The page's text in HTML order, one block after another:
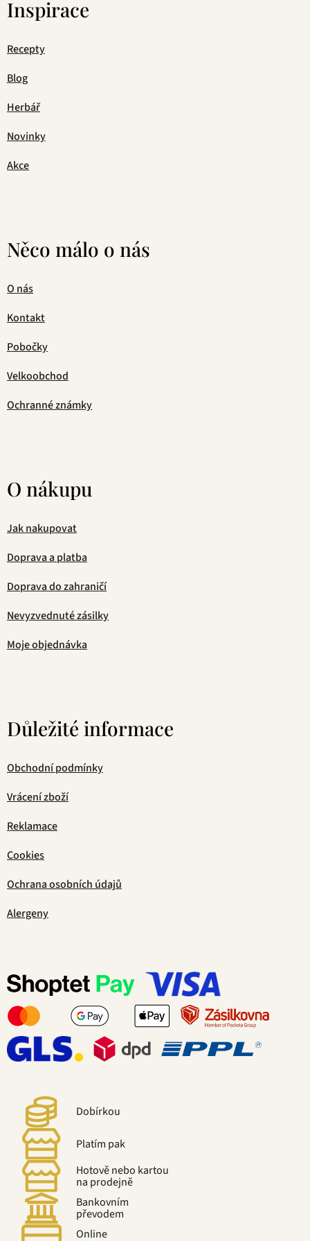
Inspirace
Recepty
Blog
Herbář
Novinky
Akce
Něco málo o nás
O nás
Kontakt
Pobočky
Velkoobchod
Ochranné známky
O nákupu
Jak nakupovat
Doprava a platba
Doprava do zahraničí
Nevyzvednuté zásilky
Moje objednávka
Důležité informace
Obchodní podmínky
Vrácení zboží
Reklamace
Cookies
Ochrana osobních údajů
Alergeny
Dobírkou
Platím pak
Hotově nebo kartou
na prodejně
Bankovním
převodem
Online